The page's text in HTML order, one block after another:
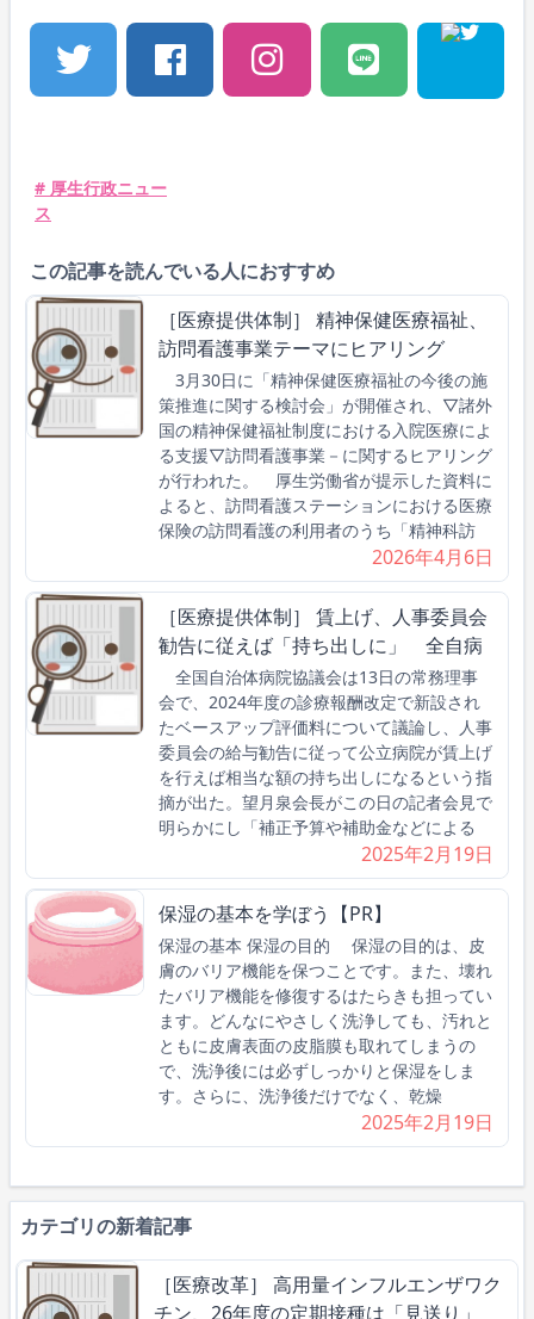
# 厚生行政ニュー
ス
この記事を読んでいる人におすすめ
［医療提供体制］ 精神保健医療福祉、
訪問看護事業テーマにヒアリング
3月30日に「精神保健医療福祉の今後の施
策推進に関する検討会」が開催され、▽諸外
国の精神保健福祉制度における入院医療によ
る支援▽訪問看護事業－に関するヒアリング
が行われた。 厚生労働省が提示した資料に
よると、訪問看護ステーションにおける医療
保険の訪問看護の利用者のうち「精神科訪
2026年4月6日
［医療提供体制］ 賃上げ、人事委員会
勧告に従えば「持ち出しに」 全自病
全国自治体病院協議会は13日の常務理事
会で、2024年度の診療報酬改定で新設され
たベースアップ評価料について議論し、人事
委員会の給与勧告に従って公立病院が賃上げ
を行えば相当な額の持ち出しになるという指
摘が出た。望月泉会長がこの日の記者会見で
明らかにし「補正予算や補助金などによる
2025年2月19日
保湿の基本を学ぼう【PR】
保湿の基本 保湿の目的 保湿の目的は、皮
膚のバリア機能を保つことです。また、壊れ
たバリア機能を修復するはたらきも担ってい
ます。どんなにやさしく洗浄しても、汚れと
ともに皮膚表面の皮脂膜も取れてしまうの
で、洗浄後には必ずしっかりと保湿をしま
す。さらに、洗浄後だけでなく、乾燥
2025年2月19日
カテゴリの新着記事
［医療改革］ 高用量インフルエンザワク
チン、26年度の定期接種は「見送り」